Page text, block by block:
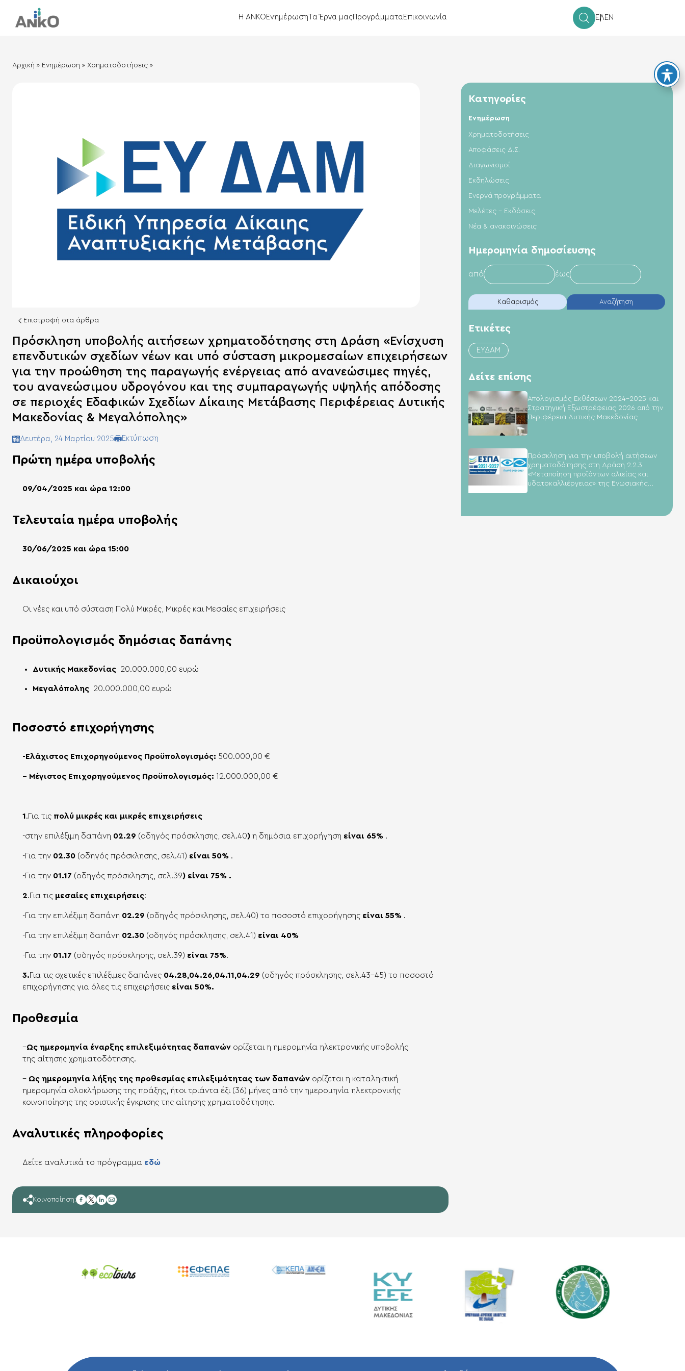
Η ΑΝΚΟ Ενημέρωση Τα Έργα μαςΠρογράμματαΕπικοινωνία ΕΛ EN
Αρχική » Ενημέρωση » Xρηματοδοτήσεις »
Επιστροφή στα άρθρα
Πρόσκληση υποβολής αιτήσεων χρηματοδότησης στη Δράση «Ενίσχυση
επενδυτικών σχεδίων νέων και υπό σύσταση μικρομεσαίων επιχειρήσεων
για την προώθηση της παραγωγής ενέργειας από ανανεώσιμες πηγές,
του ανανεώσιμου υδρογόνου και της συμπαραγωγής υψηλής απόδοσης
σε περιοχές Εδαφικών Σχεδίων Δίκαιης Μετάβασης Περιφέρειας Δυτικής
Μακεδονίας & Μεγαλόπολης»
Δευτέρα, 24 Μαρτίου 2025 Eκτύπωση
Πρώτη ημέρα υποβολής
09/04/2025 και ώρα 12:00
Τελευταία ημέρα υποβολής
30/06/2025 και ώρα 15:00
Δικαιούχοι
Οι νέες και υπό σύσταση Πολύ Μικρές, Μικρές και Μεσαίες επιχειρήσεις
Προϋπολογισμός δημόσιας δαπάνης
Δυτικής Μακεδονίας 20.000.000,00 ευρώ
Μεγαλόπολης 20.000.000,00 ευρώ
Ποσοστό επιχορήγησης
-Ελάχιστος Επιχορηγούμενος Προϋπολογισμός: 500.000,00 €
– Μέγιστος Επιχορηγούμενος Προϋπολογισμός: 12.000.000,00 €
1.Για τις πολύ μικρές και μικρές επιχειρήσεις
-στην επιλέξιμη δαπάνη 02.29 (οδηγός πρόσκλησης, σελ.40) η δημόσια επιχορήγηση είναι 65% .
-Για την 02.30 (οδηγός πρόσκλησης, σελ.41) είναι 50% .
-Για την 01.17 (οδηγός πρόσκλησης, σελ.39) είναι 75% .
2.Για τις μεσαίες επιχειρήσεις:
-Για την επιλέξιμη δαπάνη 02.29 (οδηγός πρόσκλησης, σελ.40) το ποσοστό επιχορήγησης είναι 55% .
-Για την επιλέξιμη δαπάνη 02.30 (οδηγός πρόσκλησης, σελ.41) είναι 40%
-Για την 01.17 (οδηγός πρόσκλησης, σελ.39) είναι 75%.
3.Για τις σχετικές επιλέξιμες δαπάνες 04.28,04.26,04.11,04.29 (οδηγός πρόσκλησης, σελ.43-45) το ποσοστό
επιχορήγησης για όλες τις επιχειρήσεις είναι 50%.
Προθεσμία
–Ως ημερομηνία έναρξης επιλεξιμότητας δαπανών ορίζεται η ημερομηνία ηλεκτρονικής υποβολής
της αίτησης χρηματοδότησης.
– Ως ημερομηνία λήξης της προθεσμίας επιλεξιμότητας των δαπανών ορίζεται η καταληκτική
ημερομηνία ολοκλήρωσης της πράξης, ήτοι τριάντα έξι (36) μήνες από την ημερομηνία ηλεκτρονικής
κοινοποίησης της οριστικής έγκρισης της αίτησης χρηματοδότησης.
Αναλυτικές πληροφορίες
Δείτε αναλυτικά το πρόγραμμα εδώ
Κοινοποίηση: facebook
twitter
linkedin
mail
Κατηγορίες
Ενημέρωση
Xρηματοδοτήσεις
Αποφάσεις Δ.Σ.
Διαγωνισμοί
Εκδηλώσεις
Ενεργά προγράμματα
Μελέτες - Εκδόσεις
Νέα & ανακοινώσεις
Hμερομηνία δημοσίευσης
από έως
Καθαρισμός Αναζήτηση
Ετικέτες
ΕΥΔΑΜ
Δείτε επίσης
Απολογισμός Εκθέσεων 2024–2025 και
Στρατηγική Εξωστρέφειας 2026 από την
Περιφέρεια Δυτικής Μακεδονίας
Πρόσκληση για την υποβολή αιτήσεων
χρηματοδότησης στη Δράση 2.2.3
«Μεταποίηση προϊόντων αλιείας και
υδατοκαλλιέργειας» της Ενωσιακής
Προτεραιότητας 2 του Προγράμματος